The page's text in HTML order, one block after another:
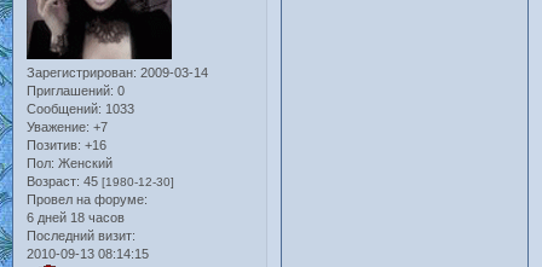
Зарегистрирован: 2009-03-14
Приглашений: 0
Сообщений: 1033
Уважение: +7
Позитив: +16
Пол: Женский
Возраст: 45 [1980-12-30]
Провел на форуме:
6 дней 18 часов
Последний визит:
2010-09-13 08:14:15